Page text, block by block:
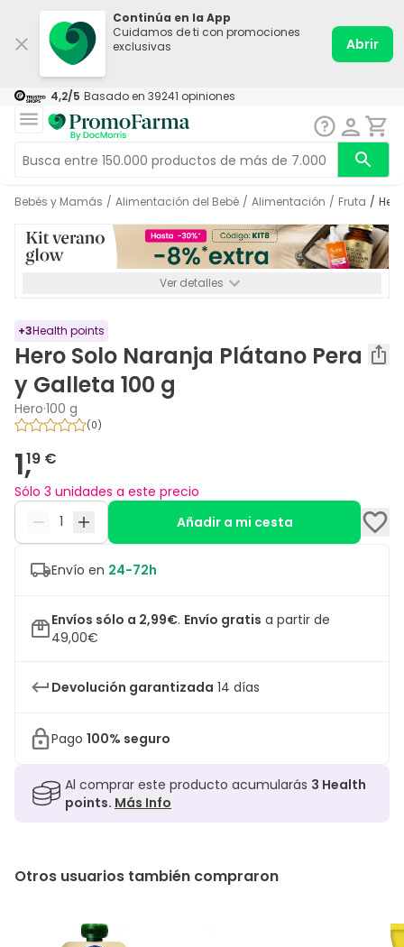
Continúa en la App
Cuidamos de ti con promociones
exclusivas
Abrir
4,2/5 Basado en 39241 opiniones
Bebés y Mamás / Alimentación del Bebé / Alimentación / Fruta /
Ver detalles
+3Health points
Hero Solo Naranja Plátano Pera
y Galleta 100 g
Hero·100 g
(0)
1,19 €
Sólo 3 unidades a este precio
Añadir a mi cesta
Envío en 24-72h
Envíos sólo a 2,99€. Envío gratis a partir de
49,00€
Devolución garantizada 14 días
Pago 100% seguro
Al comprar este producto acumularás 3 Health
points. Más Info
Otros usuarios también compraron